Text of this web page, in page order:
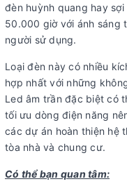
đèn huỳnh quang hay
50.000 giờ với ánh sáng
người sử dụng.
Loại đèn này có nhiều
hợp nhất với những
Led âm trần đặc biệt có
tối ưu dòng điện năng
các dự án hoàn thiện hệ
tòa nhà và chung cư.
Có thể bạn quan tâm: